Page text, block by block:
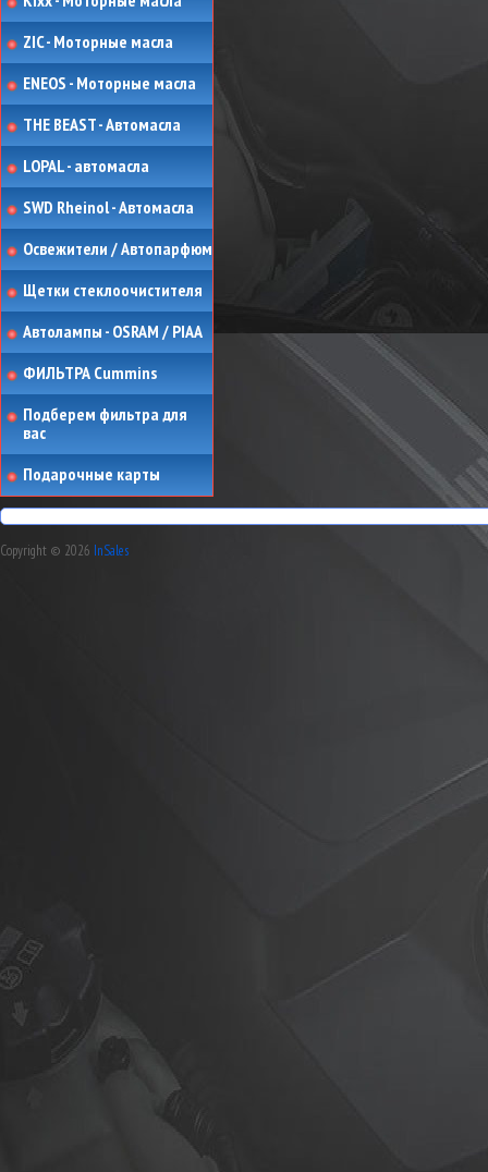
ZIC - Моторные масла
ENEOS - Моторные масла
THE BEAST - Автомасла
LOPAL - автомасла
SWD Rheinol - Автомасла
Освежители / Автопарфюм
Щетки стеклоочистителя
Автолампы - OSRAM / PIAA
ФИЛЬТРА Cummins
Подберем фильтра для
вас
Подарочные карты
Copyright © 2026 InSales